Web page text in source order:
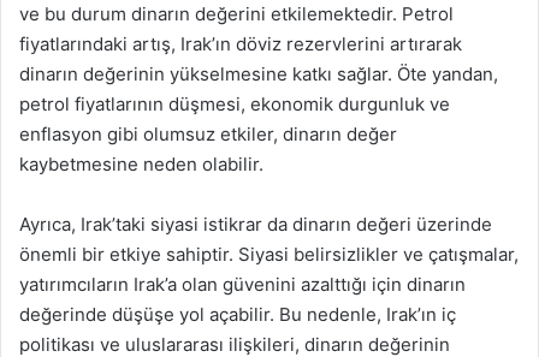
ve bu durum dinarın değerini etkilemektedir. Petrol
fiyatlarındaki artış, Irak’ın döviz rezervlerini artırarak
dinarın değerinin yükselmesine katkı sağlar. Öte yandan,
petrol fiyatlarının düşmesi, ekonomik durgunluk ve
enflasyon gibi olumsuz etkiler, dinarın değer
kaybetmesine neden olabilir.
Ayrıca, Irak’taki siyasi istikrar da dinarın değeri üzerinde
önemli bir etkiye sahiptir. Siyasi belirsizlikler ve çatışmalar,
yatırımcıların Irak’a olan güvenini azalttığı için dinarın
değerinde düşüşe yol açabilir. Bu nedenle, Irak’ın iç
politikası ve uluslararası ilişkileri, dinarın değerinin